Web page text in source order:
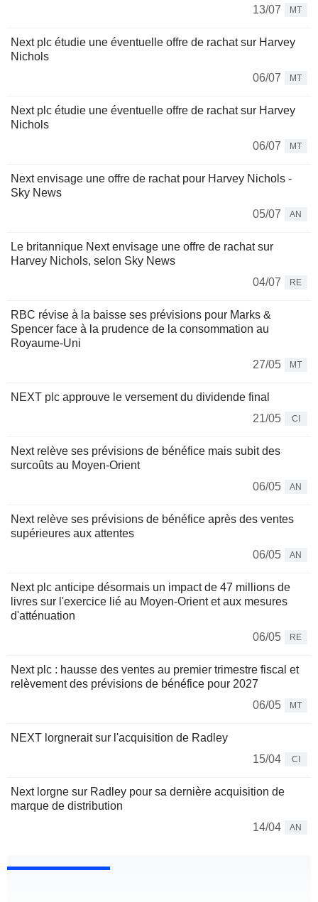
13/07 MT
Next plc étudie une éventuelle offre de rachat sur Harvey
Nichols
06/07
MT
Next plc étudie une éventuelle offre de rachat sur Harvey
Nichols
06/07
MT
Next envisage une offre de rachat pour Harvey Nichols -
Sky News
05/07
AN
Le britannique Next envisage une offre de rachat sur
Harvey Nichols, selon Sky News
04/07
RE
RBC révise à la baisse ses prévisions pour Marks &
Spencer face à la prudence de la consommation au
Royaume-Uni
27/05
MT
NEXT plc approuve le versement du dividende final
21/05
CI
Next relève ses prévisions de bénéfice mais subit des
surcoûts au Moyen-Orient
06/05
AN
Next relève ses prévisions de bénéfice après des ventes
supérieures aux attentes
06/05
AN
Next plc anticipe désormais un impact de 47 millions de
livres sur l'exercice lié au Moyen-Orient et aux mesures
d'atténuation
06/05
RE
Next plc : hausse des ventes au premier trimestre fiscal et
relèvement des prévisions de bénéfice pour 2027
06/05
MT
NEXT lorgnerait sur l'acquisition de Radley
15/04
CI
Next lorgne sur Radley pour sa dernière acquisition de
marque de distribution
14/04
AN